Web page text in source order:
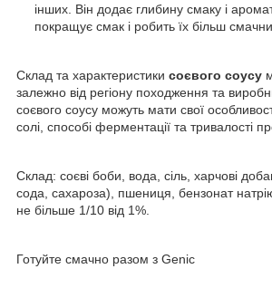
інших. Він додає глибину смаку і
покращує смак і робить їх більш
Склад та характеристики соєвого соусу
залежно від регіону походження та
соєвого соусу можуть мати свої
солі, способі ферментації та тривалості
Склад: соєві боби, вода, сіль, харчові
сода, сахароза), пшениця, бензонат
не більше 1/10 від 1%.
Готуйте смачно разом з Genic